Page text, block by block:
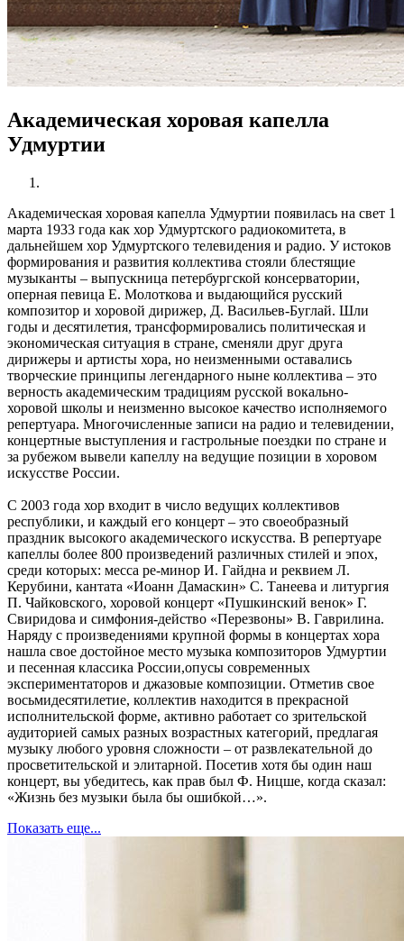
Академическая хоровая капелла
Удмуртии
Академическая хоровая капелла Удмуртии появилась на свет 1
марта 1933 года как хор Удмуртского радиокомитета, в
дальнейшем хор Удмуртского телевидения и радио. У истоков
формирования и развития коллектива стояли блестящие
музыканты – выпускница петербургской консерватории,
оперная певица Е. Молоткова и выдающийся русский
композитор и хоровой дирижер, Д. Васильев-Буглай. Шли
годы и десятилетия, трансформировались политическая и
экономическая ситуация в стране, сменяли друг друга
дирижеры и артисты хора, но неизменными оставались
творческие принципы легендарного ныне коллектива – это
верность академическим традициям русской вокально-
хоровой школы и неизменно высокое качество исполняемого
репертуара. Многочисленные записи на радио и телевидении,
концертные выступления и гастрольные поездки по стране и
за рубежом вывели капеллу на ведущие позиции в хоровом
искусстве России.
С 2003 года хор входит в число ведущих коллективов
республики, и каждый его концерт – это своеобразный
праздник высокого академического искусства. В репертуаре
капеллы более 800 произведений различных стилей и эпох,
среди которых: месса ре-минор И. Гайдна и реквием Л.
Керубини, кантата «Иоанн Дамаскин» С. Танеева и литургия
П. Чайковского, хоровой концерт «Пушкинский венок» Г.
Свиридова и симфония-действо «Перезвоны» В. Гаврилина.
Наряду с произведениями крупной формы в концертах хора
нашла свое достойное место музыка композиторов Удмуртии
и песенная классика России,опусы современных
экспериментаторов и джазовые композиции. Отметив свое
восьмидесятилетие, коллектив находится в прекрасной
исполнительской форме, активно работает со зрительской
аудиторией самых разных возрастных категорий, предлагая
музыку любого уровня сложности – от развлекательной до
просветительской и элитарной. Посетив хотя бы один наш
концерт, вы убедитесь, как прав был Ф. Ницше, когда сказал:
«Жизнь без музыки была бы ошибкой…».
Показать еще...